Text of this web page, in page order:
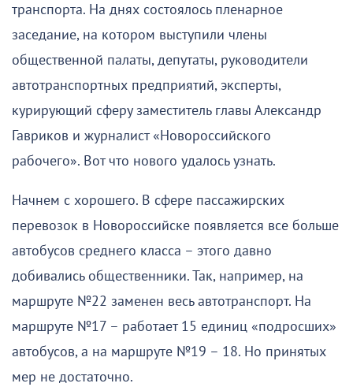
транспорта. На днях состоялось пленарное
заседание, на котором выступили члены
общественной палаты, депутаты, руководители
автотранспортных предприятий, эксперты,
курирующий сферу заместитель главы Александр
Гавриков и журналист «Новороссийского
рабочего». Вот что нового удалось узнать.
Начнем с хорошего. В сфере пассажирских
перевозок в Новороссийске появляется все больше
автобусов среднего класса – этого давно
добивались общественники. Так, например, на
маршруте №22 заменен весь автотранспорт. На
маршруте №17 – работает 15 единиц «подросших»
автобусов, а на маршруте №19 – 18. Но принятых
мер не достаточно.